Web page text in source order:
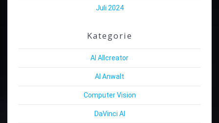
Juli 2024
Kategorie
AI Allcreator
AI Anwalt
Computer Vision
DaVinci AI